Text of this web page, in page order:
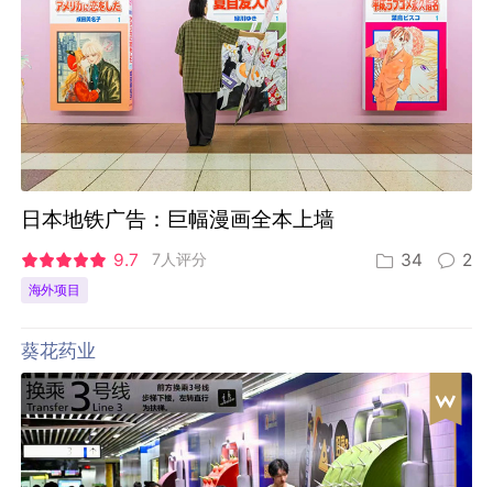
日本地铁广告：巨幅漫画全本上墙
9.7 7人评分 34 2
海外项目
葵花药业